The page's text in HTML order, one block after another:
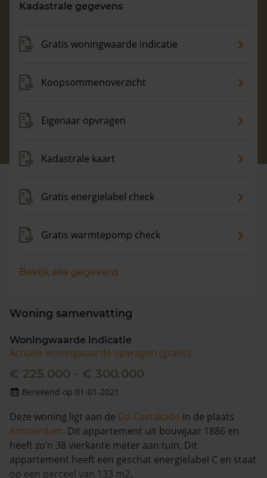
Maandag t/m vrijdag - 08:00 -18:00
Kadastrale gegevens
Gratis woningwaarde indicatie
Koopsommenoverzicht
Eigenaar opvragen
Kadastrale kaart
Gratis energielabel check
Gratis warmtepomp check
Bekijk alle gegevens
Woning samenvatting
Woningwaarde indicatie
Actuele woningwaarde opvragen (gratis)
€ 225.000 - € 300.000
Berekend op 01-01-2021
Deze woning ligt aan de Da Costakade in de plaats
Amsterdam. Dit appartement uit bouwjaar 1886 en
heeft zo’n 38 vierkante meter aan tuin. Dit
appartement heeft een geschat energielabel C en staat
op een perceel van 133 m2.